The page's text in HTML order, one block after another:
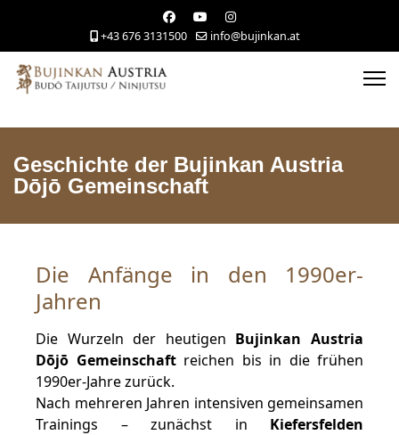
+43 676 3131500 info@bujinkan.at
Geschichte der Bujinkan Austria
Dōjō Gemeinschaft
Die Anfänge in den 1990er-
Jahren
Die Wurzeln der heutigen Bujinkan Austria
Dōjō Gemeinschaftreichen bis in die frühen
1990er-Jahre zurück.
Nach mehreren Jahren intensiven gemeinsamen
Trainings – zunächst in Kiefersfelden